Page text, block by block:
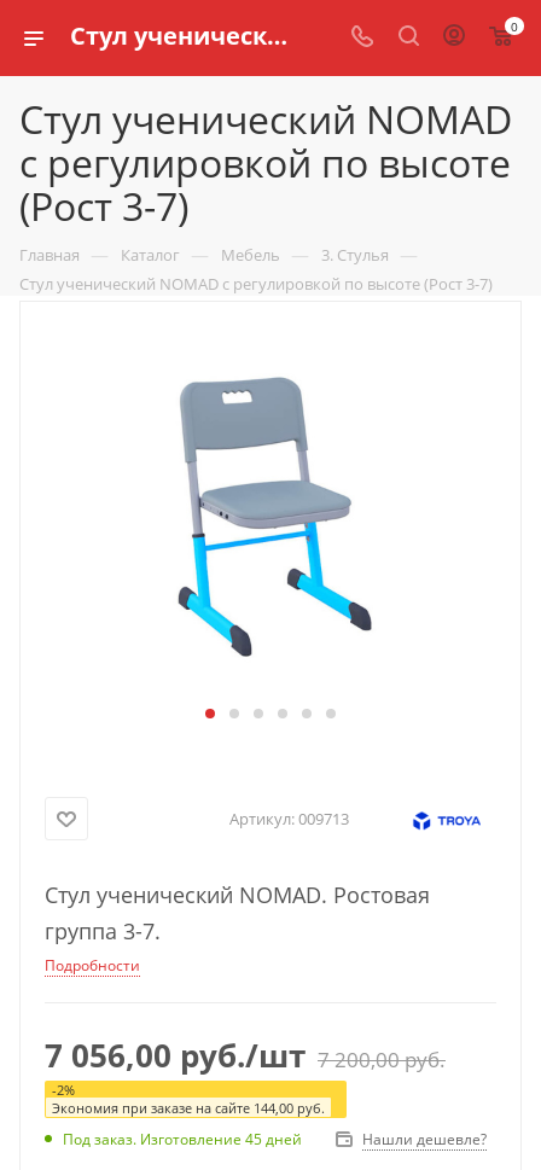
Стул ученический NOMAD с регулировкой по высоте (Рост 3-7) купить по доступной цене в интернет магазине schools.ru 0
Стул ученический NOMAD
с регулировкой по высоте
(Рост 3-7)
Главная — Каталог — Мебель — 3. Стулья —
Стул ученический NOMAD с регулировкой по высоте (Рост 3-7)
Артикул:009713
Стул ученический NOMAD. Ростовая
группа 3-7.
Подробности
7 056,00 руб./шт 7 200,00руб.
-2%
Экономия при заказе на сайте 144,00 руб.
Под заказ. Изготовление 45 дней Нашли дешевле?